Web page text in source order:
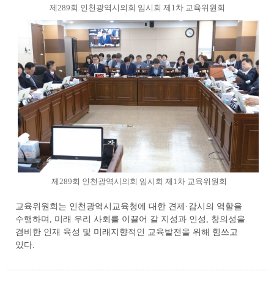
제289회 인천광역시의회 임시회 제1차 교육위원회
제289회 인천광역시의회 임시회 제1차 교육위원회
교육위원회는 인천광역시교육청에 대한 견제·감시의 역할을
수행하며, 미래 우리 사회를 이끌어 갈 지성과 인성, 창의성을
겸비한 인재 육성 및 미래지향적인 교육발전을 위해 힘쓰고
있다.